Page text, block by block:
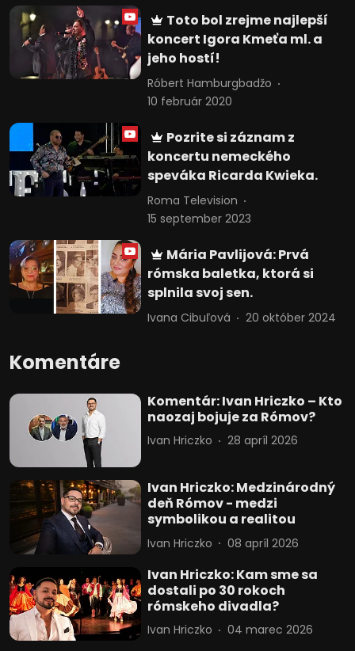
Toto bol zrejme najlepší
koncert Igora Kmeťa ml. a
jeho hostí!
Róbert Hamburgbadžo
10 február 2020
Pozrite si záznam z
koncertu nemeckého
speváka Ricarda Kwieka.
Roma Television
15 september 2023
Mária Pavlijová: Prvá
rómska baletka, ktorá si
splnila svoj sen.
Ivana Cibuľová 20 október 2024
Komentáre
Komentár: Ivan Hriczko – Kto
naozaj bojuje za Rómov?
Ivan Hriczko 28 apríl 2026
Ivan Hriczko: Medzinárodný
deň Rómov - medzi
symbolikou a realitou
Ivan Hriczko 08 apríl 2026
Ivan Hriczko: Kam sme sa
dostali po 30 rokoch
rómskeho divadla?
Ivan Hriczko 04 marec 2026